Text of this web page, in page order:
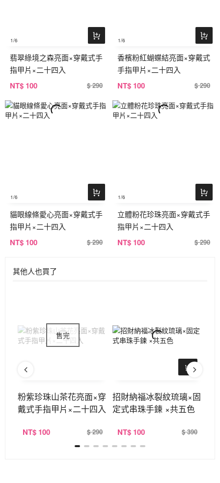
1/6
翡翠綠境之森亮面×穿戴式手
指甲片×二十四入
NT$ 100 $ 290
1/6
香檳粉紅蝴蝶結亮面×穿戴式
手指甲片×二十四入
NT$ 100 $ 290
1/6
貓眼線條愛心亮面×穿戴式手
指甲片×二十四入
NT$ 100 $ 290
1/6
立體粉花珍珠亮面×穿戴式手
指甲片×二十四入
NT$ 100 $ 290
其他人也買了
粉紫珍珠山茶花亮面×穿
戴式手指甲片×二十四入
NT$ 100 $ 290
招財納福冰裂紋琉璃×固
定式串珠手鍊 ×共五色
NT$ 100 $ 390